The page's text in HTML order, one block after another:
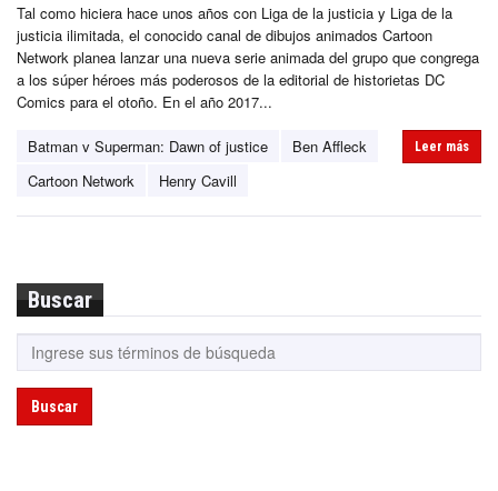
Tal como hiciera hace unos años con Liga de la justicia y Liga de la
justicia ilimitada, el conocido canal de dibujos animados Cartoon
Network planea lanzar una nueva serie animada del grupo que congrega
a los súper héroes más poderosos de la editorial de historietas DC
Comics para el otoño. En el año 2017...
Batman v Superman: Dawn of justice
Ben Affleck
Cartoon Network
Henry Cavill
Leer más
Buscar
Buscar